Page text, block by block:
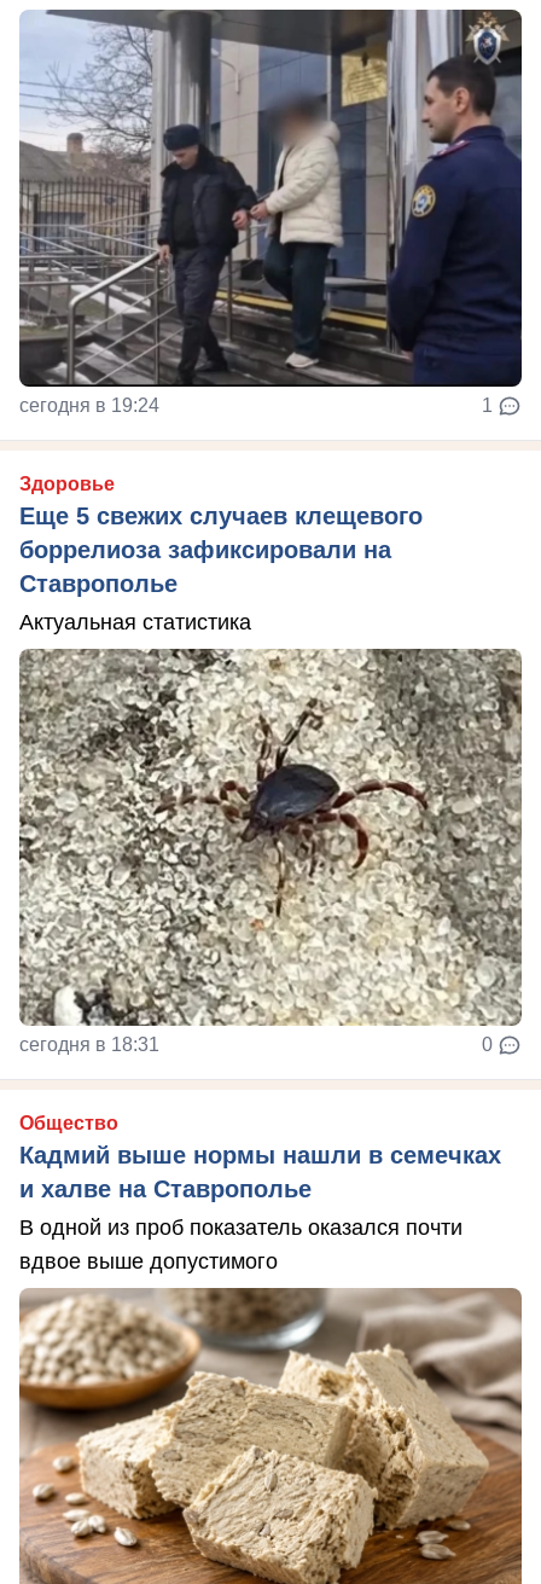
сегодня в 19:24 1
Здоровье
Еще 5 свежих случаев клещевого
боррелиоза зафиксировали на
Ставрополье
Актуальная статистика
сегодня в 18:31 0
Общество
Кадмий выше нормы нашли в семечках
и халве на Ставрополье
В одной из проб показатель оказался почти
вдвое выше допустимого